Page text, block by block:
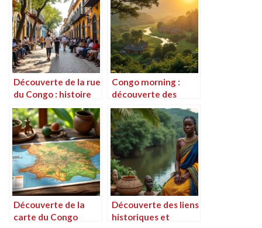
Découverte de la rue
du Congo : histoire
et culture au cœur
de la ville
Congo morning :
découverte des
paysages et de la
culture à l’aube
Découverte de la
carte du Congo
Découverte des liens
historiques et